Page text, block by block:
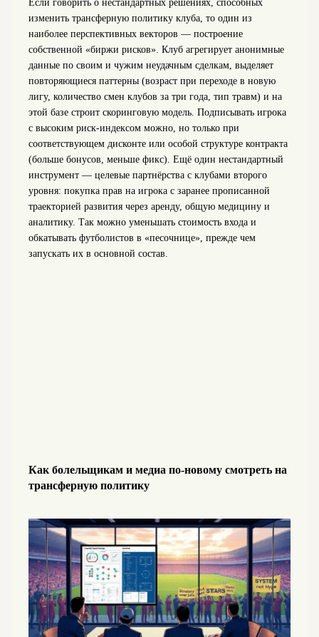
Если говорить о нестандартных решениях, способных
изменить трансферную политику клуба, то один из
наиболее перспективных векторов — построение
собственной «биржи рисков». Клуб агрегирует анонимные
данные по своим и чужим неудачным сделкам, выделяет
повторяющиеся паттерны (возраст при переходе в новую
лигу, количество смен клубов за три года, тип травм) и на
этой базе строит скоринговую модель. Подписывать игрока
с высоким риск-индексом можно, но только при
соответствующем дисконте или особой структуре контракта
(больше бонусов, меньше фикс). Ещё один нестандартный
инструмент — целевые партнёрства с клубами второго
уровня: покупка прав на игрока с заранее прописанной
траекторией развития через аренду, общую медицину и
аналитику. Так можно уменьшать стоимость входа и
обкатывать футболистов в «песочнице», прежде чем
запускать их в основной состав.
Как болельщикам и медиа по-новому смотреть на
трансферную политику